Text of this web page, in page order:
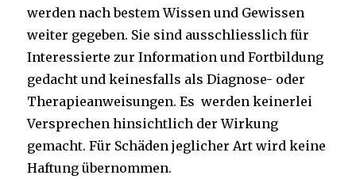
werden nach bestem Wissen und Gewissen
weiter gegeben. Sie sind ausschliesslich für
Interessierte zur Information und Fortbildung
gedacht und keinesfalls als Diagnose- oder
Therapieanweisungen. Es werden keinerlei
Versprechen hinsichtlich der Wirkung
gemacht. Für Schäden jeglicher Art wird keine
Haftung übernommen.